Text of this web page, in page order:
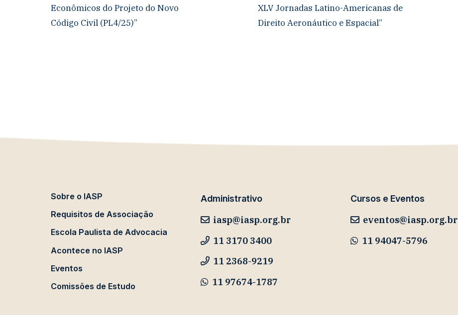
Econômicos do Projeto do Novo
Código Civil (PL4/25)”
XLV Jornadas Latino-Americanas de
Direito Aeronáutico e Espacial”
Sobre o IASP
Requisitos de Associação
Escola Paulista de Advocacia
Acontece no IASP
Eventos
Comissões de Estudo
Administrativo
iasp@iasp.org.br
11 3170 3400
11 2368-9219
11 97674-1787
Cursos e Eventos
eventos@iasp.org.br
11 94047-5796